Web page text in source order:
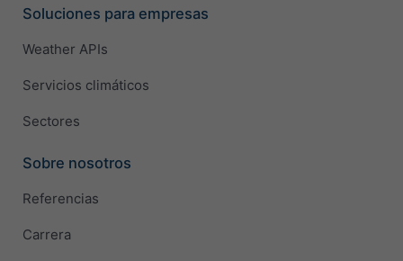
Soluciones para empresas
Weather APIs
Servicios climáticos
Sectores
Sobre nosotros
Referencias
Carrera